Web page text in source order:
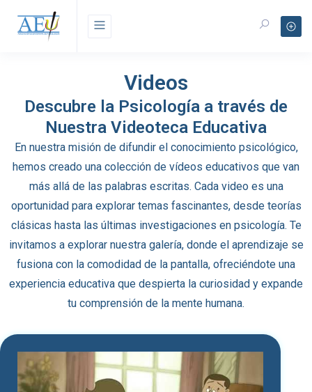
Videos
Descubre la Psicología a través de
Nuestra Videoteca Educativa
En nuestra misión de difundir el conocimiento psicológico,
hemos creado una colección de vídeos educativos que van
más allá de las palabras escritas. Cada video es una
oportunidad para explorar temas fascinantes, desde teorías
clásicas hasta las últimas investigaciones en psicología. Te
invitamos a explorar nuestra galería, donde el aprendizaje se
fusiona con la comodidad de la pantalla, ofreciéndote una
experiencia educativa que despierta la curiosidad y expande
tu comprensión de la mente humana.